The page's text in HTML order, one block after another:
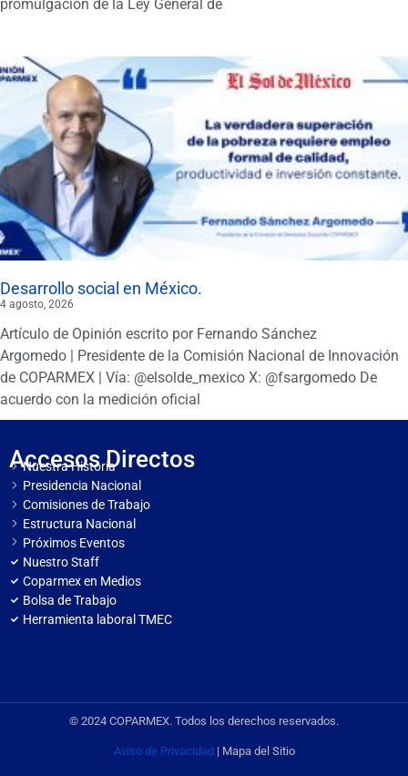
promulgación de la Ley General de
Desarrollo social en México.
4 agosto, 2026
Artículo de Opinión escrito por Fernando Sánchez
Argomedo | Presidente de la Comisión Nacional de Innovación
de COPARMEX | Vía: @elsolde_mexico X: @fsargomedo De
acuerdo con la medición oficial
Accesos Directos
Nuestra Historia
Presidencia Nacional
Comisiones de Trabajo
Estructura Nacional
Próximos Eventos
Nuestro Staff
Coparmex en Medios
Bolsa de Trabajo
Herramienta laboral TMEC
© 2024 COPARMEX. Todos los derechos reservados.
Aviso de Privacidad | Mapa del Sitio